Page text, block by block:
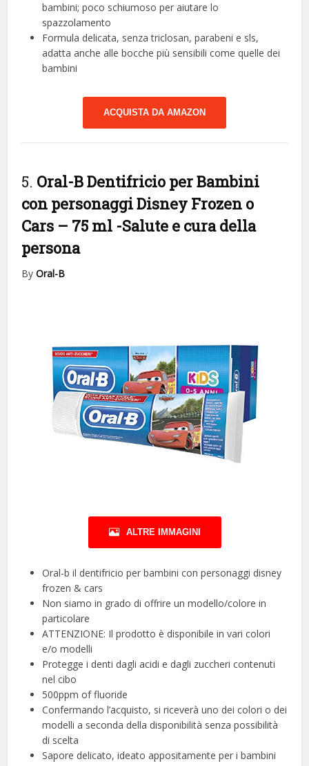
bambini; poco schiumoso per aiutare lo
spazzolamento
Formula delicata, senza triclosan, parabeni e sls,
adatta anche alle bocche più sensibili come quelle dei
bambini
ACQUISTA DA AMAZON
5. Oral-B Dentifricio per Bambini
con personaggi Disney Frozen o
Cars – 75 ml -Salute e cura della
persona
ByOral-B
ALTRE IMMAGINI
Oral-b il dentifricio per bambini con personaggi disney
frozen & cars
Non siamo in grado di offrire un modello/colore in
particolare
ATTENZIONE: Il prodotto è disponibile in vari colori
e/o modelli
Protegge i denti dagli acidi e dagli zuccheri contenuti
nel cibo
500ppm of fluoride
Confermando l’acquisto, si riceverà uno dei colori o dei
modelli a seconda della disponibilità senza possibilità
di scelta
Sapore delicato, ideato appositamente per i bambini